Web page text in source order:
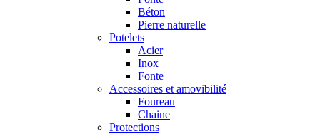
Béton
Pierre naturelle
Potelets
Acier
Inox
Fonte
Accessoires et amovibilité
Foureau
Chaine
Protections